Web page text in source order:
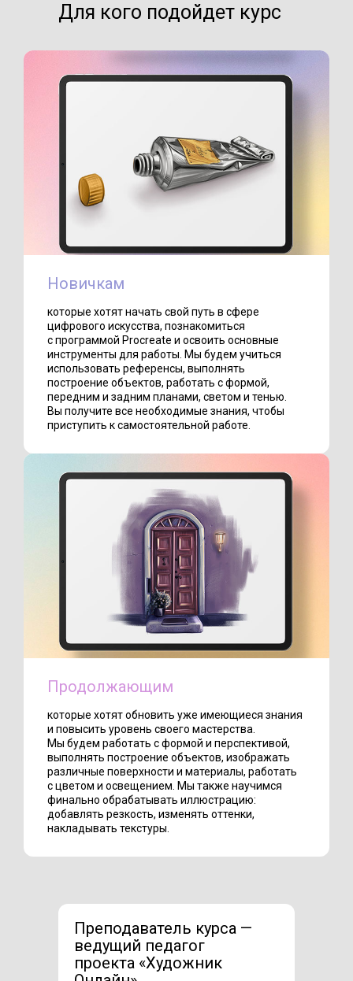
Для кого подойдет курс
Новичкам
которые хотят начать свой путь в сфере
цифрового искусства, познакомиться
с программой Procreate и освоить основные
инструменты для работы. Мы будем учиться
использовать референсы, выполнять
построение объектов, работать с формой,
передним и задним планами, светом и тенью.
Вы получите все необходимые знания, чтобы
приступить к самостоятельной работе.
Продолжающим
которые хотят обновить уже имеющиеся знания
и повысить уровень своего мастерства.
Мы будем работать с формой и перспективой,
выполнять построение объектов, изображать
различные поверхности и материалы, работать
с цветом и освещением. Мы также научимся
финально обрабатывать иллюстрацию:
добавлять резкость, изменять оттенки,
накладывать текстуры.
Преподаватель курса —
ведущий педагог
проекта «Художник